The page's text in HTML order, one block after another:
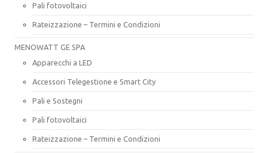
Pali fotovoltaici
Rateizzazione – Termini e Condizioni
MENOWATT GE SPA
Apparecchi a LED
Accessori Telegestione e Smart City
Pali e Sostegni
Pali fotovoltaici
Rateizzazione – Termini e Condizioni